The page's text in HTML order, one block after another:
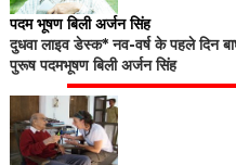
पदम भूषण बिली अर्जन सिंह
दुधवा लाइव डेस्क* नव-वर्ष के पहले दिन
पुरूष पदमभूषण बिली अर्जन सिंह